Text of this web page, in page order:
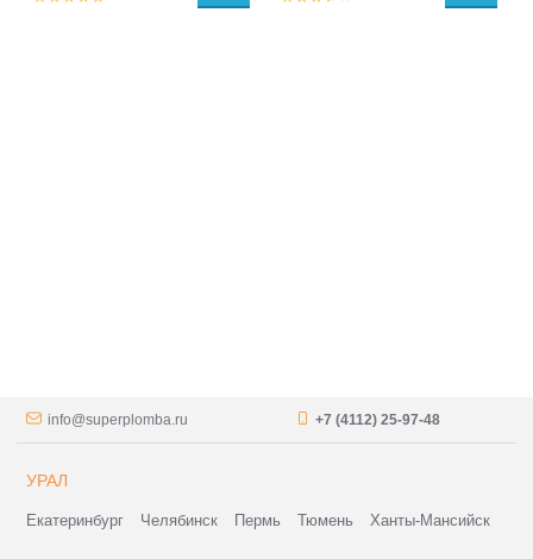
info@superplomba.ru +7 (4112) 25-97-48
УРАЛ
Екатеринбург Челябинск Пермь Тюмень Ханты-Мансийск